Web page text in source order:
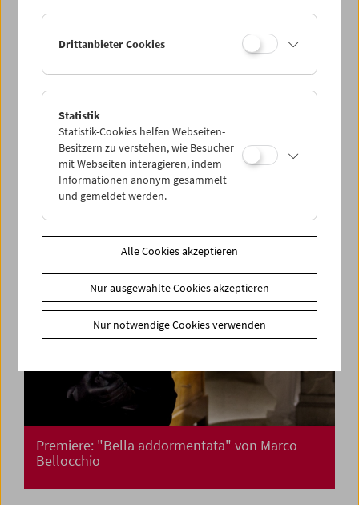
David Bowie. Killing a Little Time
Premiere: "Bella addormentata" von Marco
Bellocchio
Drittanbieter Cookies
Statistik
Statistik-Cookies helfen Webseiten-
Besitzern zu verstehen, wie Besucher
mit Webseiten interagieren, indem
Informationen anonym gesammelt
und gemeldet werden.
Alle Cookies akzeptieren
Nur ausgewählte Cookies akzeptieren
Nur notwendige Cookies verwenden